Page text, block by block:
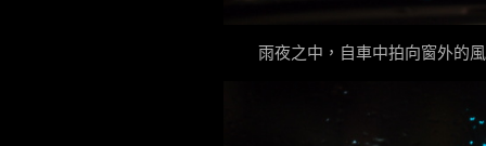
雨夜之中，自車中拍向窗外的